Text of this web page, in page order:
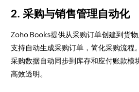
2. 采购与销售管理自动化
Zoho Books提供从采购订单创建到货物
支持自动生成采购订单，简化采购流程
采购数据自动同步到库存和应付账款模
高效透明。